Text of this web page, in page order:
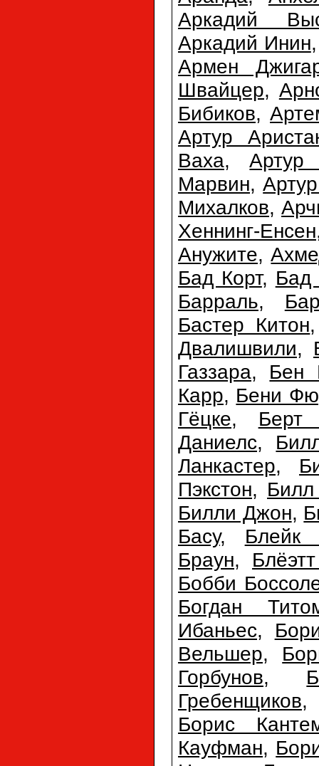
Аркадий
Аркадий Инин
Армен
Швайцер,
Бибиков,
Артур
Ваха,Артур
Марвин,
Михалков,
Хеннинг-Енсен
Анужите,
Бад Корт, Бад
Барраль,
Бастер Китон
Двалишвили,
Газзара, Бен
Карр, Бени
Гёцке, Берт
Даниелс,
Ланкастер,
Пэкстон,
Билли Джон,
Басу, Блейк
Браун,
Бобби
Богдан
Ибаньес,
Вельшер,
Горбунов,
Гребенщиков
Борис
Кауфман,